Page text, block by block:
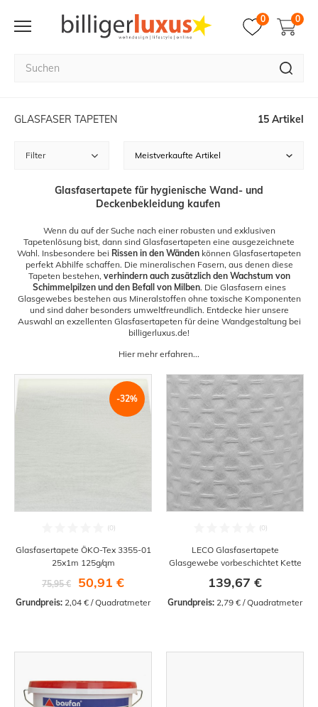
0 0
GLASFASER TAPETEN 15 Artikel
Filter
Glasfasertapete für hygienische Wand- und
Deckenbekleidung kaufen
Wenn du auf der Suche nach einer robusten und exklusiven
Tapetenlösung bist, dann sind Glasfasertapeten eine ausgezeichnete
Wahl. Insbesondere bei Rissen in den Wänden können Glasfasertapeten
perfekt Abhilfe schaffen. Die mineralischen Fasern, aus denen diese
Tapeten bestehen, verhindern auch zusätzlich den Wachstum von
Schimmelpilzen und den Befall von Milben. Die Glasfasern eines
Glasgewebes bestehen aus Mineralstoffen ohne toxische Komponenten
und sind daher besonders umweltfreundlich. Entdecke hier unsere
Auswahl an exzellenten Glasfasertapeten für deine Wandgestaltung bei
billigerluxus.de!
Hier mehr erfahren...
-32%
Glasfasertapete ÖKO-Tex 3355-01
25x1m 125g/qm
75,95 €
50,91 €
Grundpreis: 2,04 € / Quadratmeter
LECO Glasfasertapete
Glasgewebe vorbeschichtet Kette
139,67 €
Grundpreis: 2,79 € / Quadratmeter